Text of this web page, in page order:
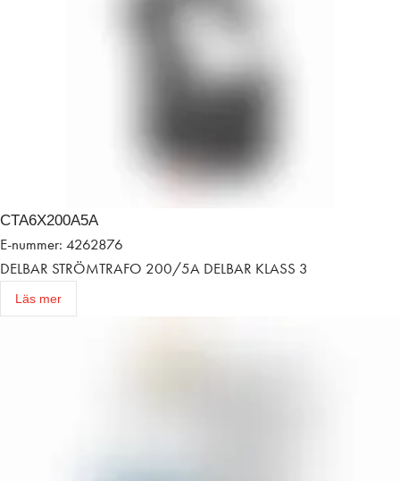
CTA6X200A5A
E-nummer: 4262876
DELBAR STRÖMTRAFO 200/5A DELBAR KLASS 3
Läs mer